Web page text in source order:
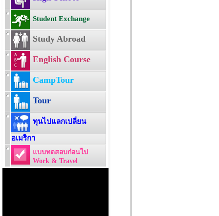
Student Exchange
Study Abroad
English Course
CampTour
Tour
ทุนไปแลกเปลี่ยน
อเมริกา
แบบทดสอบก่อนไป
Work & Travel